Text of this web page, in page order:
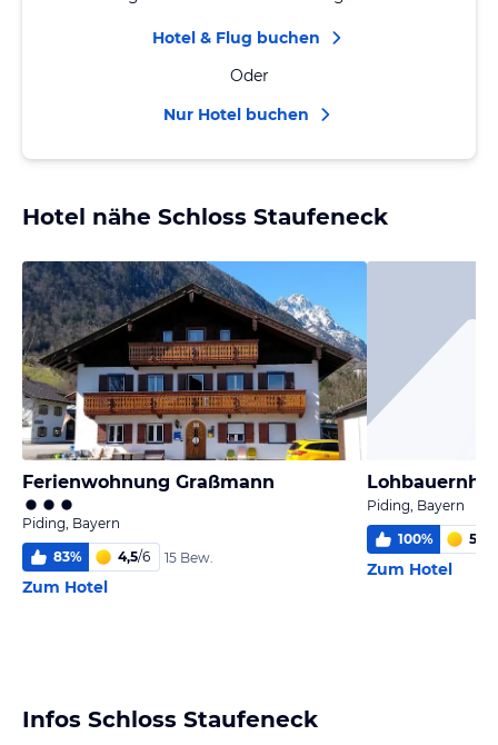
Hotel & Flug buchen
Oder
Nur Hotel buchen
Hotel nähe Schloss Staufeneck
Ferienwohnung Graßmann
Piding, Bayern
83% 4,5/6 15 Bew.
Zum Hotel
Lohbauernhof
Piding, Bayern
100% 5,4
Zum Hotel
Infos Schloss Staufeneck